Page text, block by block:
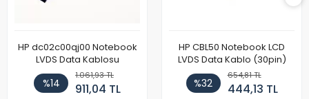
HP dc02c00qj00 Notebook
LVDS Data Kablosu
%14
1.061,93 TL
911,04 TL
HP CBL50 Notebook LCD
LVDS Data Kablo (30pin)
%32
654,81 TL
444,13 TL